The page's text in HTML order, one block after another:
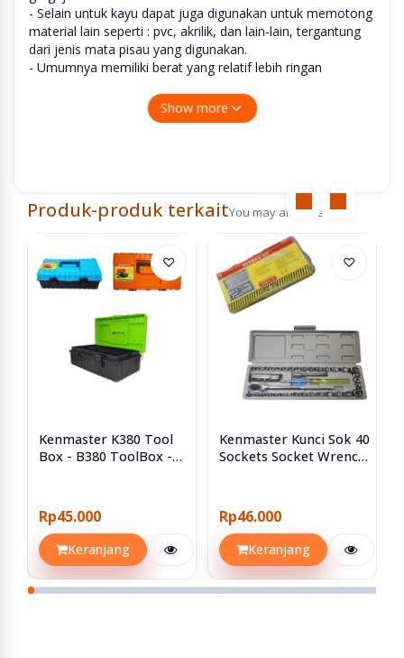
- Selain untuk kayu dapat juga digunakan untuk memotong
material lain seperti : pvc, akrilik, dan lain-lain, tergantung
dari jenis mata pisau yang digunakan.
- Umumnya memiliki berat yang relatif lebih ringan
- Posisi benda kerja tidak harus hanya di meja kerja yang
datar saja, sehingga masih memungkin digunakan untuk
Show more
Produk-produk terkaitYou may also like
♡
Kenmaster K380 Tool
Box - B380 ToolBox -
Rp45.000
Keranjang
♡
Kenmaster Kunci Sok 40
Sockets Socket Wrench
Rp46.000
Keranjang